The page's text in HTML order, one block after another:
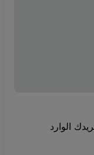
الوارد